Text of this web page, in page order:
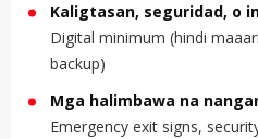
Kaligtasan, seguridad, o
Digital minimum (hindi
backup)
Mga halimbawa na
Emergency exit signs,